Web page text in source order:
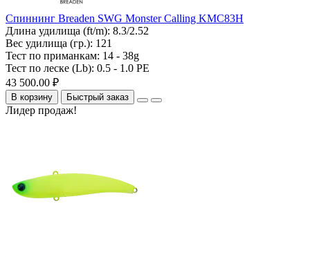
Спиннинг Breaden SWG Monster Calling KMC83H
Длина удилища (ft/m): 8.3/2.52
Вес удилища (гр.): 121
Тест по приманкам: 14 - 38g
Тест по леске (Lb): 0.5 - 1.0 PE
43 500.00 ₽
В корзину Быстрый заказ
Лидер продаж!